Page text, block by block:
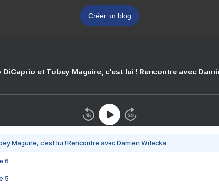
Créer un blog
DiCaprio et Tobey Maguire, c'est lui ! Rencontre avec
Maguire, c'est lui ! Rencontre avec Damien Witecka
6
5